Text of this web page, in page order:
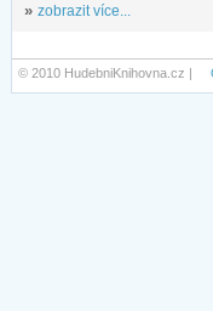
» zobrazit více...
© 2010 HudebniKnihovna.cz |